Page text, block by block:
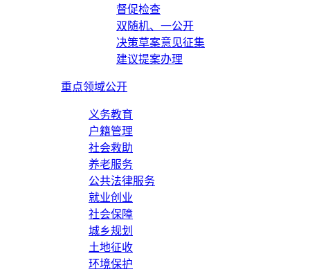
督促检查
双随机、一公开
决策草案意见征集
建议提案办理
重点领域公开
义务教育
户籍管理
社会救助
养老服务
公共法律服务
就业创业
社会保障
城乡规划
土地征收
环境保护